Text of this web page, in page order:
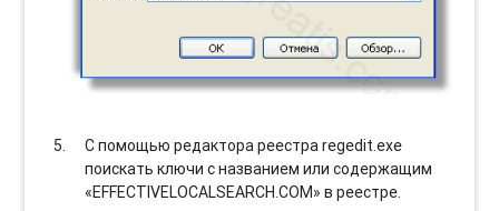
С помощью редактора реестра regedit.exe
поискать ключи с названием или содержащим
«EFFECTIVELOCALSEARCH.COM» в реестре.